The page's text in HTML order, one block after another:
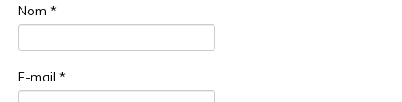
Nom *
E-mail *